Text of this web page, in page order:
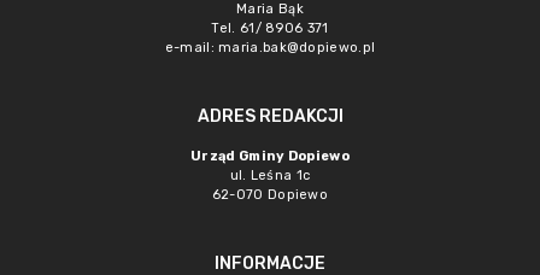
Maria Bąk
Tel. 61/ 8906 371
e-mail: maria.bak@dopiewo.pl
ADRES REDAKCJI
Urząd Gminy Dopiewo
ul. Leśna 1c
62-070 Dopiewo
INFORMACJE